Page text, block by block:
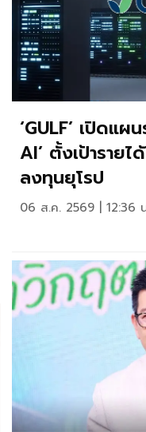
‘GULF’ เปิดแ
AI’ ตั้งเป้ารายได้โต 15% เดินหน้า
ลงทุนยุโรป
06 ส.ค. 2569 | 12:36